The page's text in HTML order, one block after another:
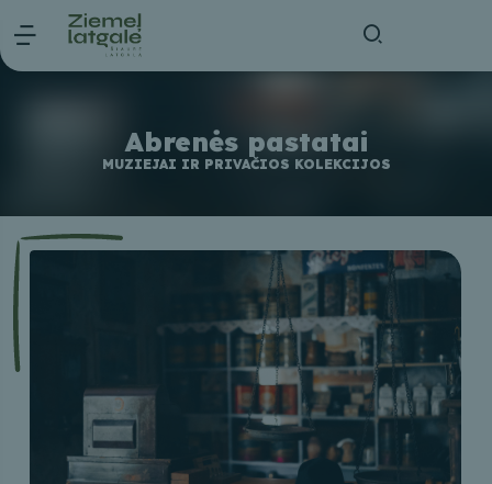
Abrenės pastatai
MUZIEJAI IR PRIVAČIOS KOLEKCIJOS